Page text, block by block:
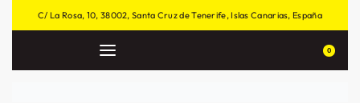
C/ La Rosa, 10, 38002, Santa Cruz de Tenerife, Islas Canarias, España
0